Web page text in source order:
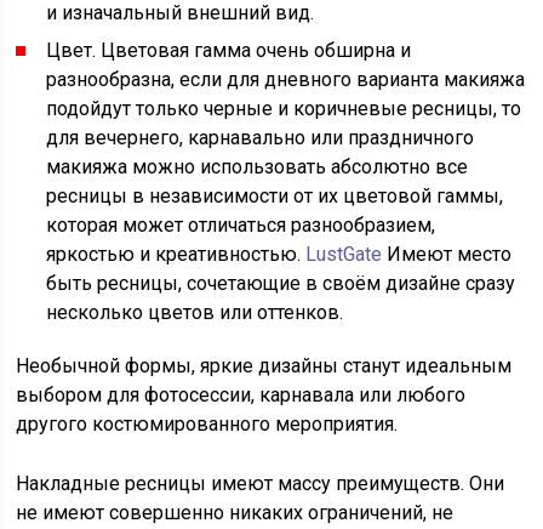
и изначальный внешний вид.
Цвет. Цветовая гамма очень обширна и
разнообразна, если для дневного варианта макияжа
подойдут только черные и коричневые ресницы, то
для вечернего, карнавально или праздничного
макияжа можно использовать абсолютно все
ресницы в независимости от их цветовой гаммы,
которая может отличаться разнообразием,
яркостью и креативностью. LustGate Имеют место
быть ресницы, сочетающие в своём дизайне сразу
несколько цветов или оттенков.
Необычной формы, яркие дизайны станут идеальным
выбором для фотосессии, карнавала или любого
другого костюмированного мероприятия.
Накладные ресницы имеют массу преимуществ. Они
не имеют совершенно никаких ограничений, не